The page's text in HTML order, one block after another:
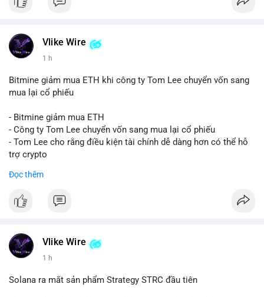
Vlike Wire
1 h
Bitmine giảm mua ETH khi công ty Tom Lee chuyển vốn sang
mua lại cổ phiếu
- Bitmine giảm mua ETH
- Công ty Tom Lee chuyển vốn sang mua lại cổ phiếu
- Tom Lee cho rằng điều kiện tài chính dễ dàng hơn có thể hỗ
trợ crypto
nghỉ tháng 8
#binancesquare
#vlikevn #titanbot
📰 Nguồn: CoinDesk
Đọc thêm
Vlike Wire
1 h
Solana ra mắt sản phẩm Strategy STRC đầu tiên